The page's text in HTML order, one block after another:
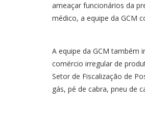
ameaçar funcionários da
médico, a equipe da GCM
A equipe da GCM também
comércio irregular de
Setor de Fiscalização de
gás, pé de cabra, pneu de